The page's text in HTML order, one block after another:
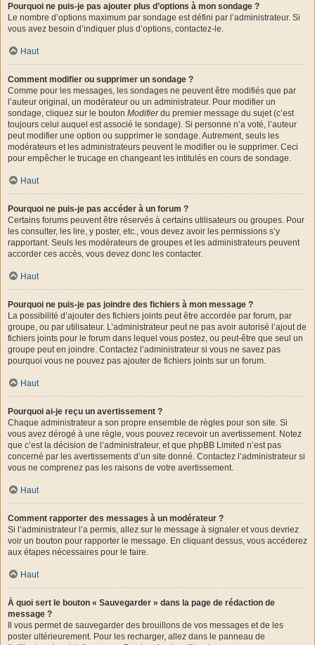
Pourquoi ne puis-je pas ajouter plus d’options à mon sondage ?
Le nombre d’options maximum par sondage est défini par l’administrateur. Si
vous avez besoin d’indiquer plus d’options, contactez-le.
Haut
Comment modifier ou supprimer un sondage ?
Comme pour les messages, les sondages ne peuvent être modifiés que par
l’auteur original, un modérateur ou un administrateur. Pour modifier un
sondage, cliquez sur le bouton Modifierdu premier message du sujet (c’est
toujours celui auquel est associé le sondage). Si personne n’a voté, l’auteur
peut modifier une option ou supprimer le sondage. Autrement, seuls les
modérateurs et les administrateurs peuvent le modifier ou le supprimer. Ceci
pour empêcher le trucage en changeant les intitulés en cours de sondage.
Haut
Pourquoi ne puis-je pas accéder à un forum ?
Certains forums peuvent être réservés à certains utilisateurs ou groupes. Pour
les consulter, les lire, y poster, etc., vous devez avoir les permissions s’y
rapportant. Seuls les modérateurs de groupes et les administrateurs peuvent
accorder ces accès, vous devez donc les contacter.
Haut
Pourquoi ne puis-je pas joindre des fichiers à mon message ?
La possibilité d’ajouter des fichiers joints peut être accordée par forum, par
groupe, ou par utilisateur. L’administrateur peut ne pas avoir autorisé l’ajout de
fichiers joints pour le forum dans lequel vous postez, ou peut-être que seul un
groupe peut en joindre. Contactez l’administrateur si vous ne savez pas
pourquoi vous ne pouvez pas ajouter de fichiers joints sur un forum.
Haut
Pourquoi ai-je reçu un avertissement ?
Chaque administrateur a son propre ensemble de règles pour son site. Si
vous avez dérogé à une règle, vous pouvez recevoir un avertissement. Notez
que c’est la décision de l’administrateur, et que phpBB Limited n’est pas
concerné par les avertissements d’un site donné. Contactez l’administrateur si
vous ne comprenez pas les raisons de votre avertissement.
Haut
Comment rapporter des messages à un modérateur ?
Si l’administrateur l’a permis, allez sur le message à signaler et vous devriez
voir un bouton pour rapporter le message. En cliquant dessus, vous accéderez
aux étapes nécessaires pour le faire.
Haut
À quoi sert le bouton « Sauvegarder » dans la page de rédaction de
message ?
Il vous permet de sauvegarder des brouillons de vos messages et de les
poster ultérieurement. Pour les recharger, allez dans le panneau de